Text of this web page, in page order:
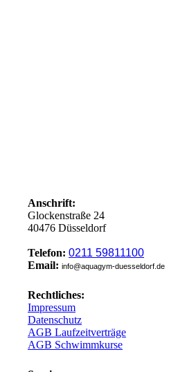
Anschrift:
Glockenstraße 24
40476 Düsseldorf
Telefon: 0211 59811100
Email: info@aquagym-duesseldorf.de
Rechtliches:
Impressum
Datenschutz
AGB Laufzeitverträge
AGB Schwimmkurse